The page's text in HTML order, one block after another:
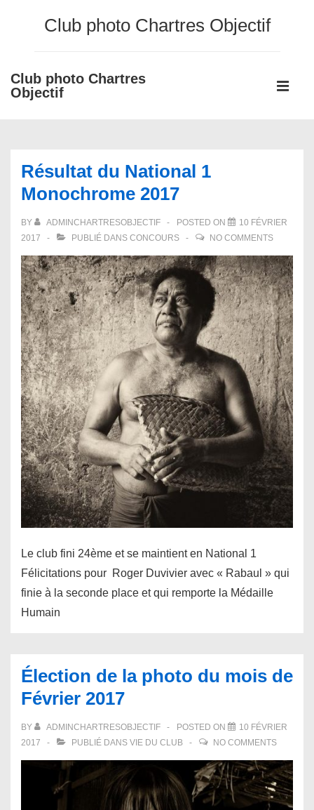
principal
Club photo Chartres Objectif
Club photo Chartres
Objectif
Main
Résultat du National 1
Monochrome 2017
BY ADMINCHARTRESOBJECTIF POSTED ON
10 FÉVRIER
2017
PUBLIÉ DANS CONCOURS NO COMMENTS
Le club fini 24ème et se maintient en National 1
Félicitations pour Roger Duvivier avec « Rabaul » qui
finie à la seconde place et qui remporte la Médaille
Humain
Élection de la photo du mois de
Février 2017
BY ADMINCHARTRESOBJECTIF POSTED ON
10 FÉVRIER
2017
PUBLIÉ DANS VIE DU CLUB NO COMMENTS